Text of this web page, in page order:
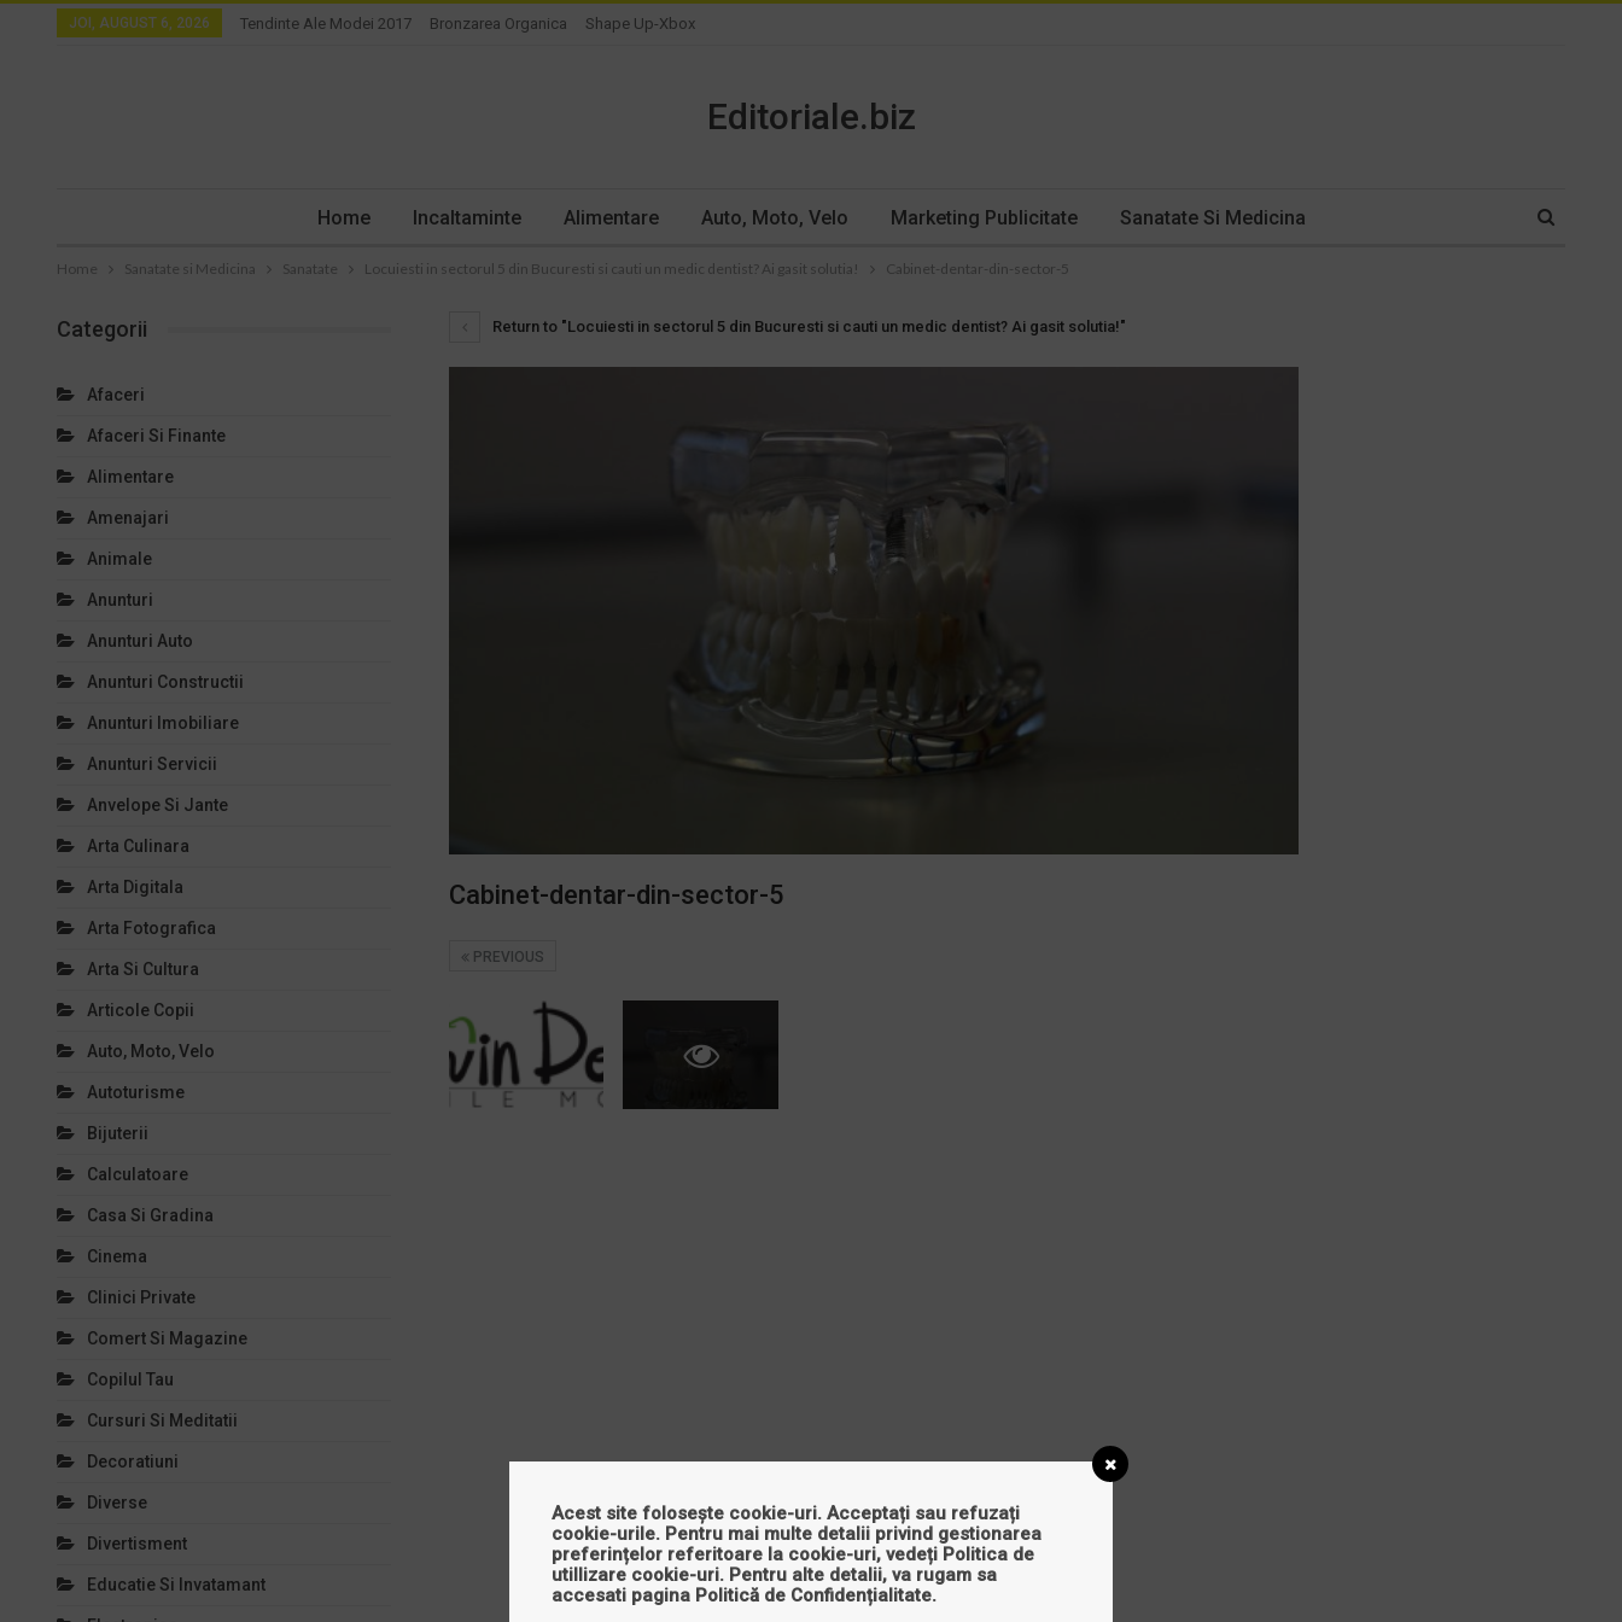
JOI, AUGUST 6, 2026 Tendinte Ale Modei 2017 Bronzarea Organica Shape Up-Xbox
Editoriale.biz
Home Incaltaminte Alimentare Auto, Moto, Velo Marketing Publicitate Sanatate Si Medicina
Home Sanatate si Medicina Sanatate Locuiesti in sectorul 5 din Bucuresti si cauti un medic dentist? Ai gasit solutia! Cabinet-dentar-din-sector-5
Return to "Locuiesti in sectorul 5 din Bucuresti si cauti un medic dentist? Ai gasit solutia!"
Cabinet-dentar-din-sector-5
PREVIOUS
Categorii
Afaceri
Afaceri Si Finante
Alimentare
Amenajari
Animale
Anunturi
Anunturi Auto
Anunturi Constructii
Anunturi Imobiliare
Anunturi Servicii
Anvelope Si Jante
Arta Culinara
Arta Digitala
Arta Fotografica
Arta Si Cultura
Articole Copii
Auto, Moto, Velo
Autoturisme
Bijuterii
Calculatoare
Casa Si Gradina
Cinema
Clinici Private
Comert Si Magazine
Copilul Tau
Cursuri Si Meditatii
Decoratiuni
Diverse
Divertisment
Educatie Si Invatamant
Acest site folosește cookie-uri. Acceptați sau refuzați
cookie-urile. Pentru mai multe detalii privind gestionarea
preferințelor referitoare la cookie-uri, vedeți Politica de
utillizare cookie-uri. Pentru alte detalii, va rugam sa
accesati pagina Politică de Confidențialitate.